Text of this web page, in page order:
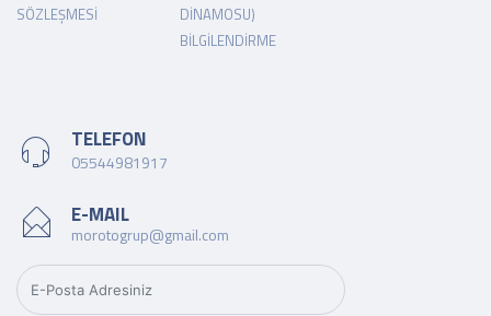
SÖZLEŞMESI
DINAMOSU)
BILGILENDIRME
TELEFON
05544981917
E-MAIL
morotogrup@gmail.com